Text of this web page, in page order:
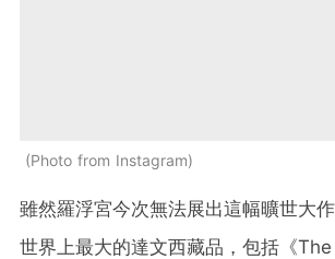
Photo from Instagram
雖然羅浮宮今次無法展出這幅曠世大
世界上最大的達文西藏品，包括《